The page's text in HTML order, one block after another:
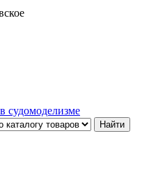
судомоделизме
Найти